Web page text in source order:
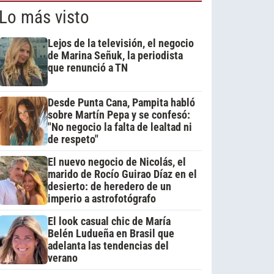
más visto
Lejos de la televisión, el negocio
de Marina Señuk, la periodista
que renunció a TN
Desde Punta Cana, Pampita habló
sobre Martín Pepa y se confesó:
"No negocio la falta de lealtad ni
de respeto"
El nuevo negocio de Nicolás, el
marido de Rocío Guirao Díaz en el
desierto: de heredero de un
imperio a astrofotógrafo
El look casual chic de María
Belén Ludueña en Brasil que
adelanta las tendencias del
verano